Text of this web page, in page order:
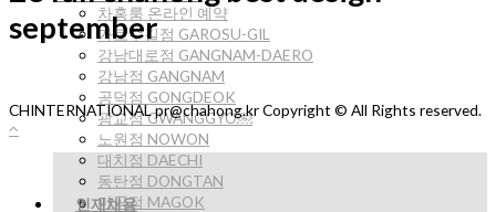
차홍룸 온라인 예약
가로수길점 GAROSU-GIL
강남대로점 GANGNAM-DAERO
강남점 GANGNAM
공덕점 GONGDEOK
광교점 GWANGGYO￼
노원점 NOWON
대치점 DAECHI
동탄점 DONGTAN
마곡점 MAGOK
september
CHINTERNATIONAL pr@chahong.kr Copyright © All Rights reserved.
인재채용